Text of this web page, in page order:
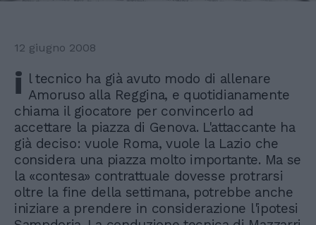
12 giugno 2008
i l tecnico ha già avuto modo di allenare
Amoruso alla Reggina, e quotidianamente
chiama il giocatore per convincerlo ad
accettare la piazza di Genova. L'attaccante ha
già deciso: vuole Roma, vuole la Lazio che
considera una piazza molto importante. Ma se
la «contesa» contrattuale dovesse protrarsi
oltre la fine della settimana, potrebbe anche
iniziare a prendere in considerazione l'ipotesi